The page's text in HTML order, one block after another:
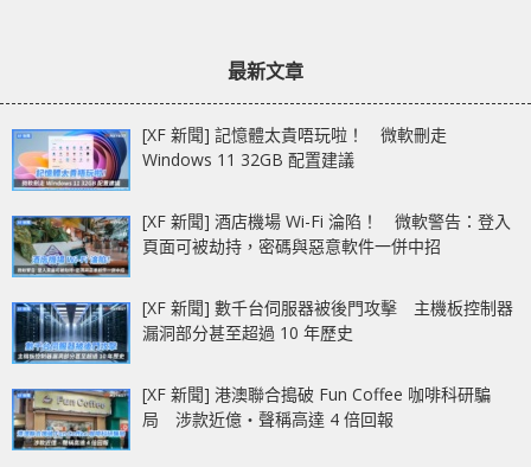
最新文章
[XF 新聞] 記憶體太貴唔玩啦！ 微軟刪走
Windows 11 32GB 配置建議
[XF 新聞] 酒店機場 Wi-Fi 淪陷！ 微軟警告：登入
頁面可被劫持，密碼與惡意軟件一併中招
[XF 新聞] 數千台伺服器被後門攻擊 主機板控制器
漏洞部分甚至超過 10 年歷史
[XF 新聞] 港澳聯合搗破 Fun Coffee 咖啡科研騙
局 涉款近億‧聲稱高達 4 倍回報